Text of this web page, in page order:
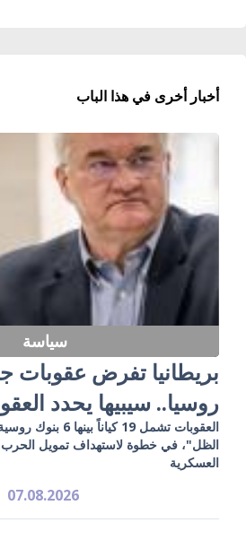
أخبار أخرى في هذا الباب
سياسة
بريطانيا تفرض عقوبات
روسيا.. سيبيها يحدد
الظل"، في خطوة لاستهداف تمويل الحرب
العسكرية
07.08.2026